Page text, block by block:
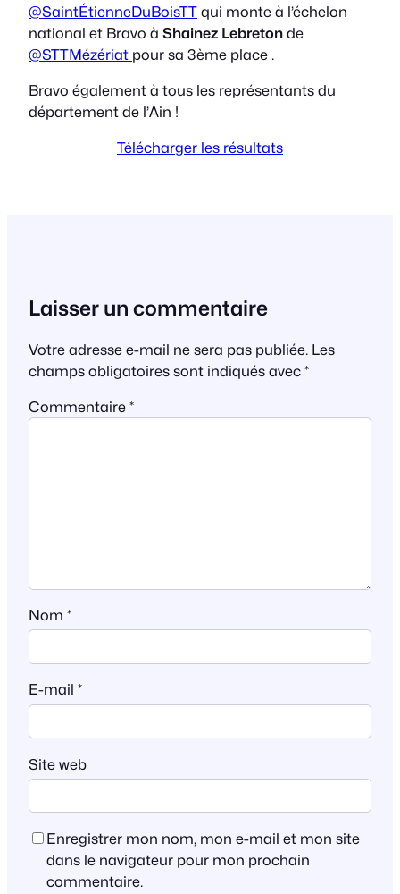
@SaintÉtienneDuBoisTT qui monte à l’échelon
national et Bravo à Shainez Lebreton de
@STTMézériat pour sa 3ème place .
Bravo également à tous les représentants du
département de l’Ain !
Télécharger les résultats
Laisser un commentaire
Votre adresse e-mail ne sera pas publiée. Les
champs obligatoires sont indiqués avec *
Commentaire *
Nom *
E-mail *
Site web
Enregistrer mon nom, mon e-mail et mon site
dans le navigateur pour mon prochain
commentaire.